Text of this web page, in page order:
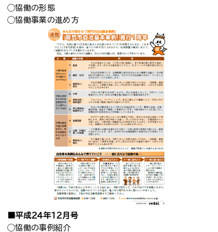
◯協働の形態
◯協働事業の進め方
■平成２４年１２月号
◯協働の事例紹介